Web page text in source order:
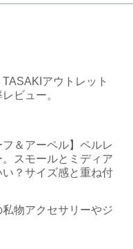
TASAKIアウトレット
ビュー。
フ＆アーペル】ペルレ
スモールとミディア
い？サイズ感と重ね付
私物アクセサリーやジ